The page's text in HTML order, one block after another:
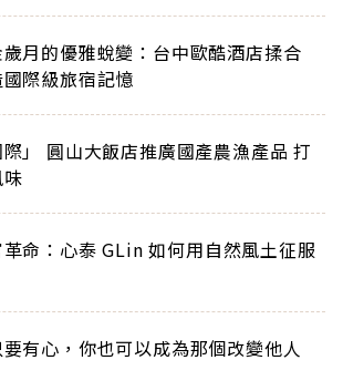
月的優雅蛻變：台中歐酷酒店揉合
際級旅宿記憶
際」 圓山大飯店推廣國產農漁產品 打
命：心泰 GLin 如何用自然風土征服
有心，你也可以成為那個改變他人